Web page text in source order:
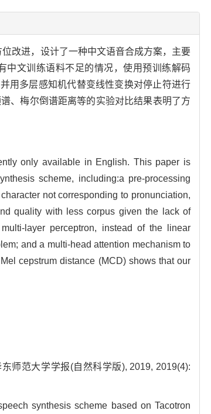
改进，设计了一种中文语音合成方案，主要
中文训练语料不足的情况，使用预训练解码
用多层感知机代替变线性变换对停止符进行
、梅尔倒谱距离等的实验对比结果表明了方
only available in English. This paper is
scheme, including:a pre-processing
not corresponding to pronunciation,
quality with less corpus given the lack of
layer perceptron, instead of the linear
and a multi-head attention mechanism to
cepstrum distance (MCD) shows that our
师范大学学报(自然科学版), 2019, 2019(4):
synthesis scheme based on Tacotron